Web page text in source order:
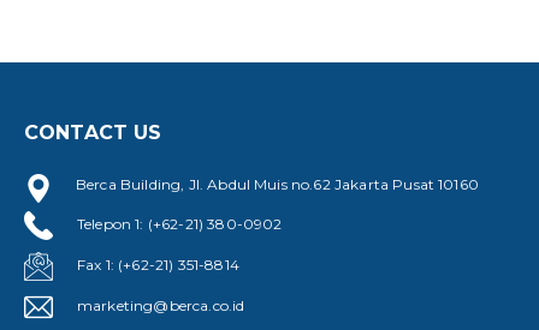
CONTACT US
Berca Building, Jl. Abdul Muis no.62 Jakarta Pusat 10160
Telepon 1: (+62-21) 380-0902
Fax 1: (+62-21) 351-8814
marketing@berca.co.id